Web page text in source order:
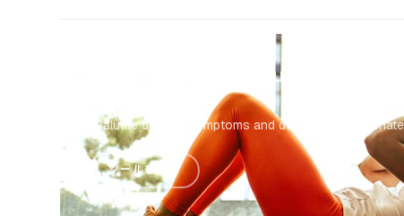
Dry Eye Severity Calculator
Evaluate dry eye symptoms and determine
ツールを使う